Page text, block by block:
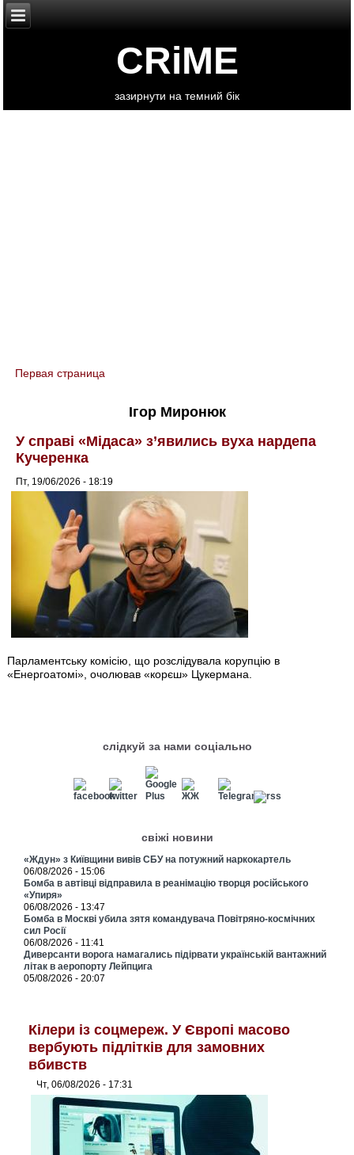
CRiME
зазирнути на темний бік
You are here
Первая страница
Ігор Миронюк
У справі «Мідаса» з’явились вуха нардепа
Кучеренка
Пт, 19/06/2026 - 18:19
Парламентську комісію, що розслідувала корупцію в
«Енергоатомі», очолював «корєш» Цукермана.
слідкуй за нами соціально
свіжі новини
«Ждун» з Київщини вивів СБУ на потужний наркокартель
06/08/2026 - 15:06
Бомба в автівці відправила в реанімацію творця російського
«Упиря»
06/08/2026 - 13:47
Бомба в Москві убила зятя командувача Повітряно-космічних
сил Росії
06/08/2026 - 11:41
Диверсанти ворога намагались підірвати українській вантажний
літак в аеропорту Лейпцига
05/08/2026 - 20:07
Кілери із соцмереж. У Європі масово
вербують підлітків для замовних
вбивств
Чт, 06/08/2026 - 17:31